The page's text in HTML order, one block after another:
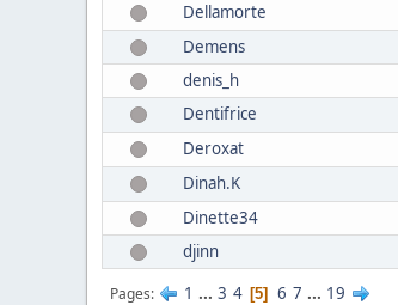
Dellamorte
Demens
denis_h
Dentifrice
Deroxat
Dinah.K
Dinette34
djinn
Pages 1 ... 3 4 5 6 7 ... 19